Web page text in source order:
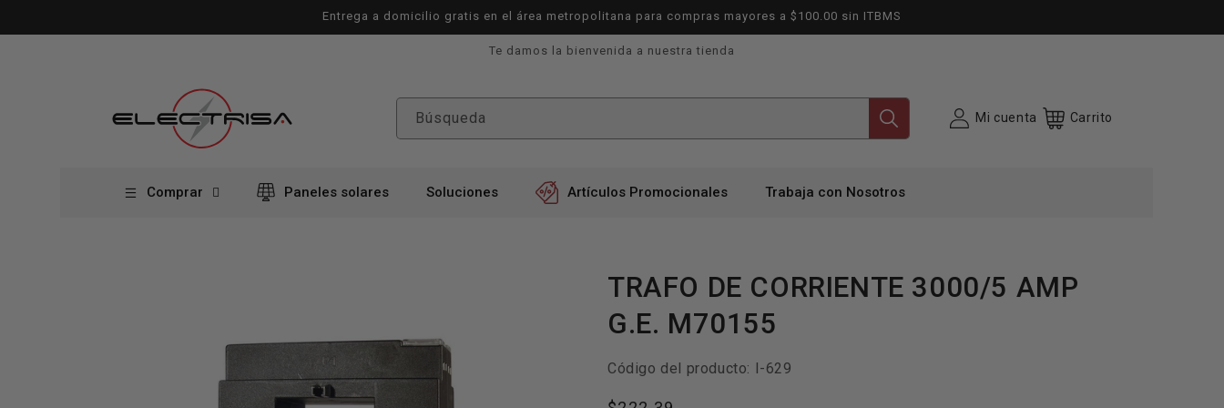
al contenido
Entrega a domicilio gratis en el área metropolitana para compras mayores a $100.00 sin ITBMS
Te damos la bienvenida a nuestra tienda
Búsqueda Mi cuenta Carrito
Comprar Paneles solares Soluciones Artículos Promocionales Trabaja con Nosotros
TRAFO DE CORRIENTE 3000/5 AMP
G.E. M70155
Código del producto: SKU:
I-629